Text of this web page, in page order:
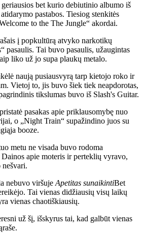
bet kurio debiutinio albumo iš
pastabos. Tiesiog stenkitės
to the The Jungle“ akordai.
į popkultūrą atvyko narkotikų
pasaulis. Tai buvo pasaulis, užaugintas
liko už jo supa plaukų metalo.
naują pusiausvyrą tarp kietojo roko ir
Vietoj to, jis buvo šiek tiek neapdorotas,
tikslumas buvo iš Slash's Guitar.
pasakas apie priklausomybę nuo
o „Night Train“ supažindino juos su
booze.
metu ne visada buvo rodoma
apie moteris ir perteklių vyravo,
nešvari.
nebuvo viršuje Apetitas sunaikintiBet
Tai vienas didžiausių visų laikų
vienas chaotiškiausių.
už šį, išskyrus tai, kad galbūt vienas